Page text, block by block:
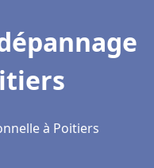
à Poitiers